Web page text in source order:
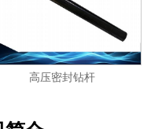
高压密封钻杆